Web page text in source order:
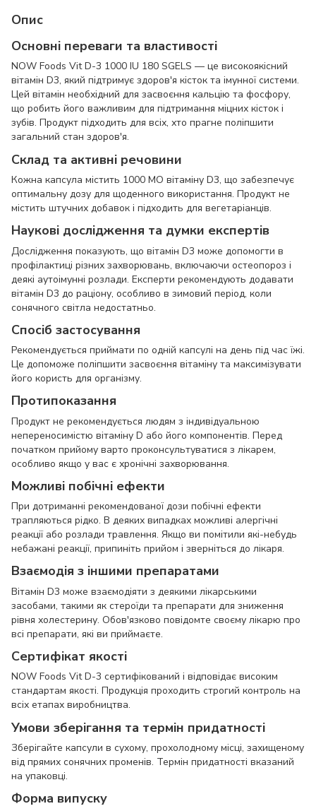
Опис
Основні переваги та властивості
NOW Foods Vit D-3 1000 IU 180 SGELS — це високоякісний
вітамін D3, який підтримує здоров'я кісток та імунної системи.
Цей вітамін необхідний для засвоєння кальцію та фосфору,
що робить його важливим для підтримання міцних кісток і
зубів. Продукт підходить для всіх, хто прагне поліпшити
загальний стан здоров'я.
Склад та активні речовини
Кожна капсула містить 1000 МО вітаміну D3, що забезпечує
оптимальну дозу для щоденного використання. Продукт не
містить штучних добавок і підходить для вегетаріанців.
Наукові дослідження та думки експертів
Дослідження показують, що вітамін D3 може допомогти в
профілактиці різних захворювань, включаючи остеопороз і
деякі аутоімунні розлади. Експерти рекомендують додавати
вітамін D3 до раціону, особливо в зимовий період, коли
сонячного світла недостатньо.
Спосіб застосування
Рекомендується приймати по одній капсулі на день під час їжі.
Це допоможе поліпшити засвоєння вітаміну та максимізувати
його користь для організму.
Протипоказання
Продукт не рекомендується людям з індивідуальною
непереносимістю вітаміну D або його компонентів. Перед
початком прийому варто проконсультуватися з лікарем,
особливо якщо у вас є хронічні захворювання.
Можливі побічні ефекти
При дотриманні рекомендованої дози побічні ефекти
трапляються рідко. В деяких випадках можливі алергічні
реакції або розлади травлення. Якщо ви помітили які-небудь
небажані реакції, припиніть прийом і зверніться до лікаря.
Взаємодія з іншими препаратами
Вітамін D3 може взаємодіяти з деякими лікарськими
засобами, такими як стероїди та препарати для зниження
рівня холестерину. Обов'язково повідомте своєму лікарю про
всі препарати, які ви приймаєте.
Сертифікат якості
NOW Foods Vit D-3 сертифікований і відповідає високим
стандартам якості. Продукція проходить строгий контроль на
всіх етапах виробництва.
Умови зберігання та термін придатності
Зберігайте капсули в сухому, прохолодному місці, захищеному
від прямих сонячних променів. Термін придатності вказаний
на упаковці.
Форма випуску